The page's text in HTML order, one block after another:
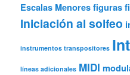
Escalas Menores figuras
Iniciación al solfeo
instrumentos transpositores
líneas adicionales MIDI